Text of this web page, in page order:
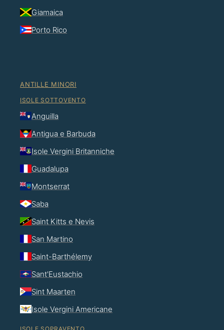
Giamaica
Porto Rico
ANTILLE MINORI
ISOLE SOTTOVENTO
Anguilla
Antigua e Barbuda
Isole Vergini Britanniche
Guadalupa
Montserrat
Saba
Saint Kitts e Nevis
San Martino
Saint-Barthélemy
Sant'Eustachio
Sint Maarten
Isole Vergini Americane